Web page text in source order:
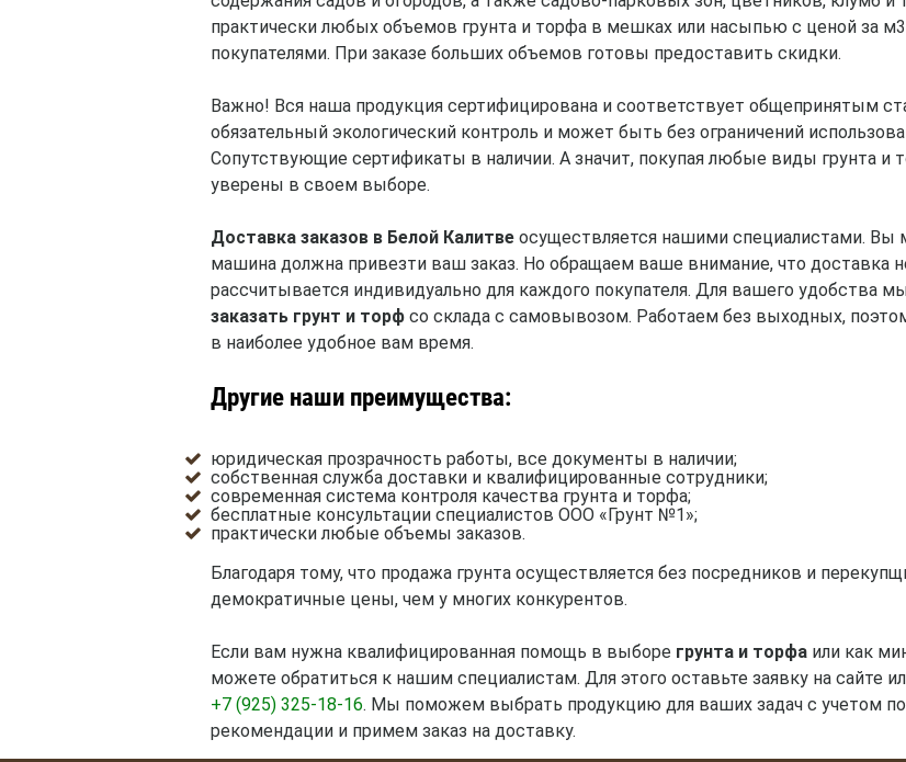
практически любых объемов грунта и торфа в мешках или насыпью с ценой за
покупателями. При заказе больших объемов готовы предоставить скидки.
Важно! Вся наша продукция сертифицирована и соответствует общепринятым
обязательный экологический контроль и может быть без ограничений
Сопутствующие сертификаты в наличии. А значит, покупая любые виды грунта
уверены в своем выборе.
Доставка заказов в Белой Калитве осуществляется нашими специалистами. Вы
машина должна привезти ваш заказ. Но обращаем ваше внимание, что доставка
рассчитывается индивидуально для каждого покупателя. Для вашего удобства
заказать грунт и торф со склада с самовывозом. Работаем без выходных,
в наиболее удобное вам время.
Другие наши преимущества:
юридическая прозрачность работы, все документы в наличии;
собственная служба доставки и квалифицированные сотрудники;
современная система контроля качества грунта и торфа;
бесплатные консультации специалистов ООО «Грунт №1»;
практически любые объемы заказов.
Благодаря тому, что продажа грунта осуществляется без посредников и
демократичные цены, чем у многих конкурентов.
Если вам нужна квалифицированная помощь в выборе грунта и торфа или как
можете обратиться к нашим специалистам. Для этого оставьте заявку на сайте
+7 (925) 325-18-16. Мы поможем выбрать продукцию для ваших задач с учетом
рекомендации и примем заказ на доставку.